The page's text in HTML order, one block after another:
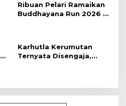
Ribuan Pelari Ramaikan
Buddhayana Run 2026 di
Karhutla Kerumutan
Ternyata Disengaja,